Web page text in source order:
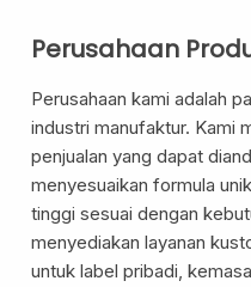
Layanan Sertifikat
Perusahaan
Perusahaan kami adalah
industri manufaktur. Kami
penjualan yang dapat
menyesuaikan formula
tinggi sesuai dengan
menyediakan layanan
untuk label pribadi,